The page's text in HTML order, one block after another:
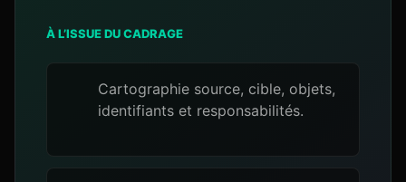
À L’ISSUE DU CADRAGE
Cartographie source, cible, objets,
identifiants et responsabilités.